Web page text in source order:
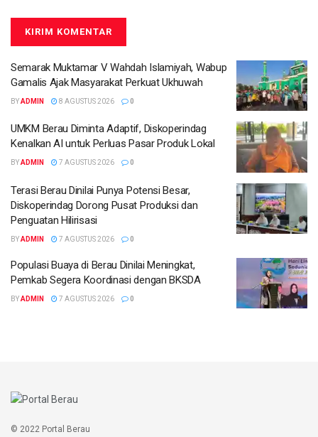
Semarak Muktamar V Wahdah Islamiyah, Wabup
Gamalis Ajak Masyarakat Perkuat Ukhuwah
BYADMIN 8 AGUSTUS 2026 0
UMKM Berau Diminta Adaptif, Diskoperindag
Kenalkan AI untuk Perluas Pasar Produk Lokal
BYADMIN 7 AGUSTUS 2026 0
Terasi Berau Dinilai Punya Potensi Besar,
Diskoperindag Dorong Pusat Produksi dan
Penguatan Hilirisasi
BYADMIN 7 AGUSTUS 2026 0
Populasi Buaya di Berau Dinilai Meningkat,
Pemkab Segera Koordinasi dengan BKSDA
BYADMIN 7 AGUSTUS 2026 0
© 2022 Portal Berau